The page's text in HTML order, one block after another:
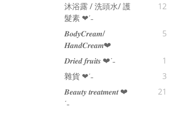
沐浴露 / 洗頭水/ 護
髮素 ❤︎‬ˊ‪‪˗
12
𝑩𝒐𝒅𝒚𝑪𝒓𝒆𝒂𝒎/
𝑯𝒂𝒏𝒅𝑪𝒓𝒆𝒂𝒎❤︎
5
𝑫𝒓𝒊𝒆𝒅 𝒇𝒓𝒖𝒊𝒕𝒔 ❤︎‬ˊ‪‪˗
1
雜貨 ❤︎‬ˊ‪‪˗
3
𝑩𝒆𝒂𝒖𝒕𝒚 𝒕𝒓𝒆𝒂𝒕𝒎𝒆𝒏𝒕 ❤︎‬
ˊ‪‪˗
21